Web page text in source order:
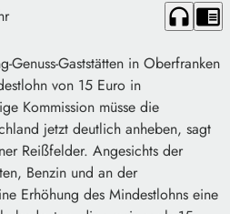
headphones chrome_reader_mode
Genuss-Gaststätten in Oberfranken
von 15 Euro in
Kommission müsse die
jetzt deutlich anheben, sagt
Reißfelder. Angesichts der
Benzin und an der
Erhöhung des Mindestlohns eine